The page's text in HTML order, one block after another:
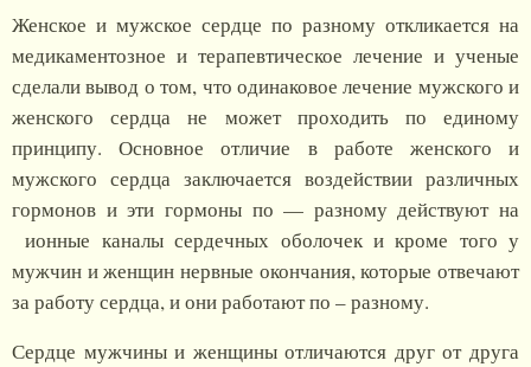
Женское и мужское сердце по разному откликается на
медикаментозное и терапевтическое лечение и ученые
сделали вывод о том, что одинаковое лечение мужского и
женского сердца не может проходить по единому
принципу. Основное отличие в работе женского и
мужского сердца заключается воздействии различных
гормонов и эти гормоны по — разному действуют на
ионные каналы сердечных оболочек и кроме того у
мужчин и женщин нервные окончания, которые отвечают
за работу сердца, и они работают по – разному.
Сердце мужчины и женщины отличаются друг от друга